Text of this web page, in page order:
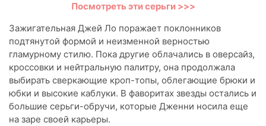
Посмотреть эти серьги >>>
Зажигательная Джей Ло поражает поклонников
подтянутой формой и неизменной верностью
гламурному стилю. Пока другие облачались в оверсайз,
кроссовки и нейтральную палитру, она продолжала
выбирать сверкающие кроп-топы, облегающие брюки и
юбки и высокие каблуки. В фаворитах звезды остались и
большие серьги-обручи, которые Дженни носила еще
на заре своей карьеры.